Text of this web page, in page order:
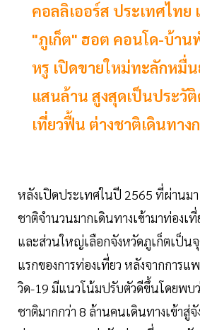
คอลลิเออร์ส ประเทศไทย
"ภูเก็ต" ฮอต คอนโด-บ้าน
หรู เปิดขายใหม่ทะลักหมื่
แสนล้าน สูงสุดเป็นประวั
เที่ยวฟื้น ต่างชาติเดินทาง
หลังเปิดประเทศในปี 2565 ที่ผ่านมา
ชาติจำนวนมากเดินทางเข้ามาท่องเ
และส่วนใหญ่เลือกจังหวัดภูเก็ตเป็น
แรกของการท่องเที่ยว หลังจากการแ
วิด-19 มีแนวโน้มปรับตัวดีขึ้นโดยพบ
ชาติมากกว่า 8 ล้านคนเดินทางเข้าสู่